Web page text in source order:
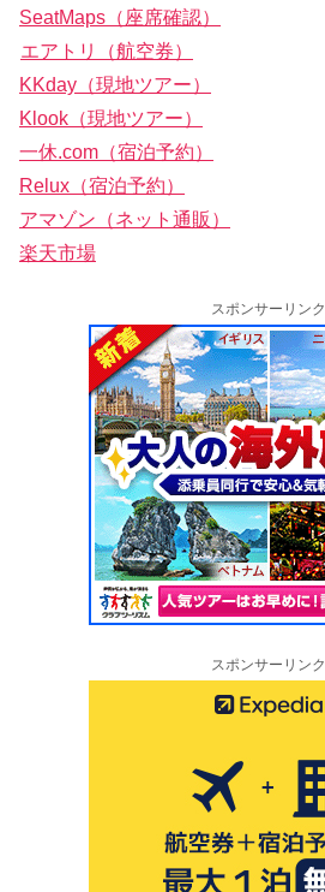
SeatMaps（座席確認）
エアトリ（航空券）
KKday（現地ツアー）
Klook（現地ツアー）
一休.com（宿泊予約）
Relux（宿泊予約）
アマゾン（ネット通販）
楽天市場
スポンサーリンク
スポンサーリンク